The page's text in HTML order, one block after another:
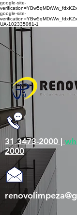
google-site-
google-site-
UA-102335061-1
31 3473-2000 |
2000